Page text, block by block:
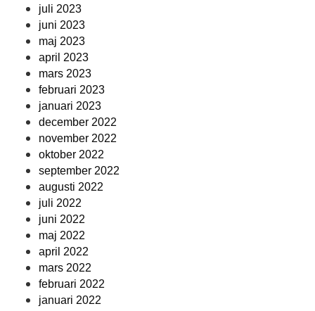
juli 2023
juni 2023
maj 2023
april 2023
mars 2023
februari 2023
januari 2023
december 2022
november 2022
oktober 2022
september 2022
augusti 2022
juli 2022
juni 2022
maj 2022
april 2022
mars 2022
februari 2022
januari 2022